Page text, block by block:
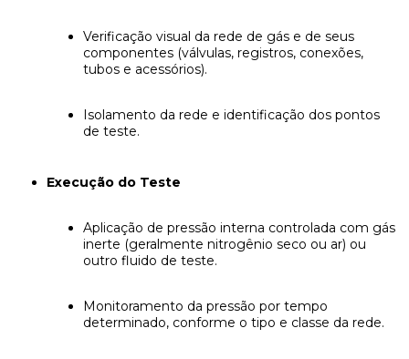
Verificação visual da rede de gás e de seus
componentes (válvulas, registros, conexões,
tubos e acessórios).
Isolamento da rede e identificação dos pontos
de teste.
Execução do Teste
Aplicação de pressão interna controlada com gás
inerte (geralmente nitrogênio seco ou ar) ou
outro fluido de teste.
Monitoramento da pressão por tempo
determinado, conforme o tipo e classe da rede.